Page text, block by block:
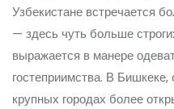
Узбекистане встречается
— здесь чуть больше
выражается в манере
гостеприимства. В Бишкеке,
крупных городах более